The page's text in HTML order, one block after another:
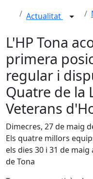
Actualitat
L'HP Tona
primera
regular i
Quatre de la
Veterans
Dimecres, 27 de maig
Els quatre millors
els dies 30 i 31 de
de Tona